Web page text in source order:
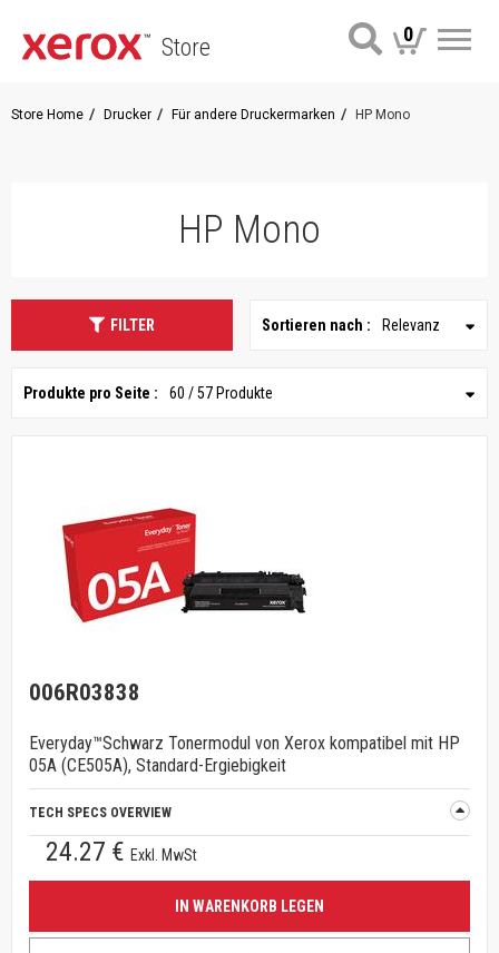
Store 0
Store Home Drucker Für andere Druckermarken HP Mono
HP Mono
FILTER Sortieren nach : Relevanz
Produkte pro Seite : 60 / 57 Produkte
006R03838
Everyday™Schwarz Tonermodul von Xerox kompatibel mit HP
05A (CE505A), Standard-Ergiebigkeit
TECH SPECS OVERVIEW
24.27 € Exkl. MwSt
IN WARENKORB LEGEN